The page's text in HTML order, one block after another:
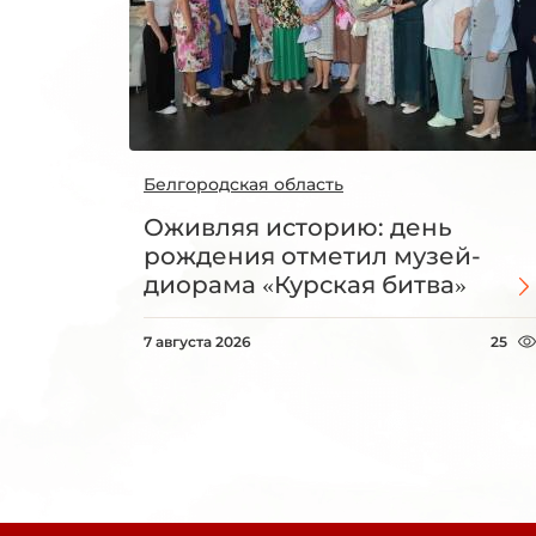
Белгородская область
Оживляя историю: день
рождения отметил музей-
диорама «Курская битва»
7 августа 2026 25